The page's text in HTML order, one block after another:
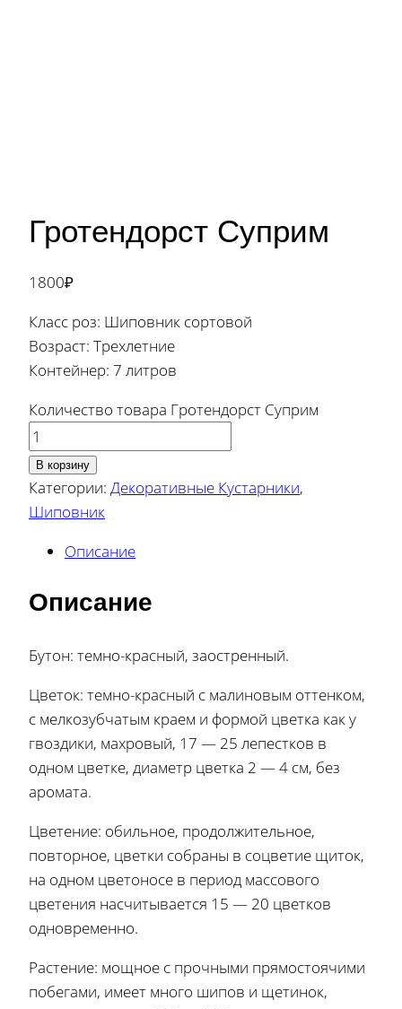
Гротендорст Суприм
1800₽
Класс роз: Шиповник сортовой
Возраст: Трехлетние
Контейнер: 7 литров
Количество товара Гротендорст Суприм
В корзину
Категории: Декоративные Кустарники,
Шиповник
Описание
Описание
Бутон: темно-красный, заостренный.
Цветок: темно-красный с малиновым оттенком,
с мелкозубчатым краем и формой цветка как у
гвоздики, махровый, 17 — 25 лепестков в
одном цветке, диаметр цветка 2 — 4 см, без
аромата.
Цветение: обильное, продолжительное,
повторное, цветки собраны в соцветие щиток,
на одном цветоносе в период массового
цветения насчитывается 15 — 20 цветков
одновременно.
Растение: мощное с прочными прямостоячими
побегами, имеет много шипов и щетинок,